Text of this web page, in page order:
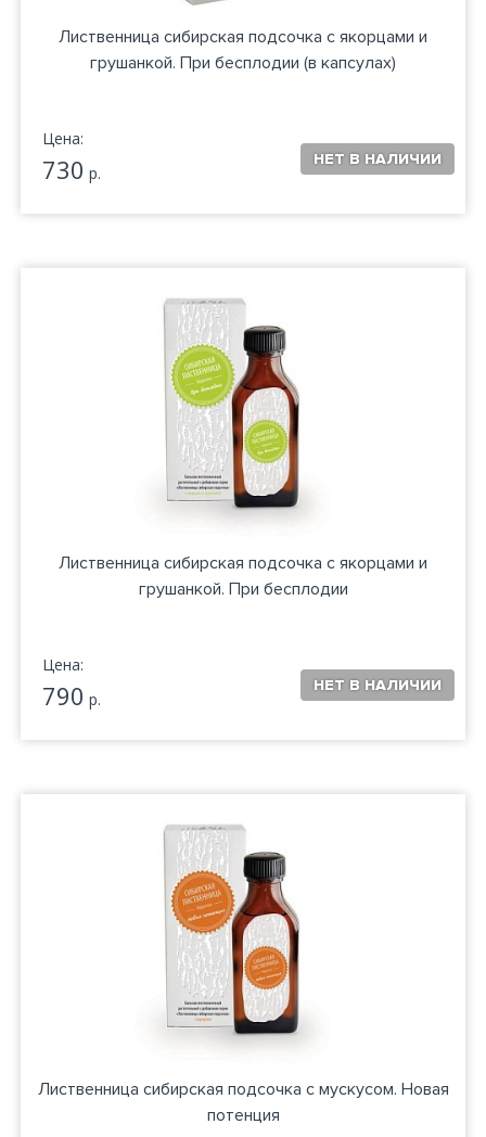
Лиственница сибирская подсочка с якорцами и
грушанкой. При бесплодии (в капсулах)
Цена:
730 р.
Лиственница сибирская подсочка с якорцами и
грушанкой. При бесплодии
Цена:
790 р.
Лиственница сибирская подсочка с мускусом. Новая
потенция